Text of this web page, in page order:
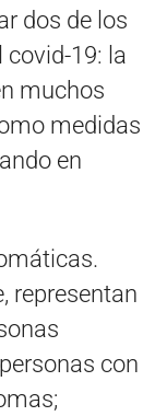
dos de los
19: la
muchos
medidas
en
representan
con